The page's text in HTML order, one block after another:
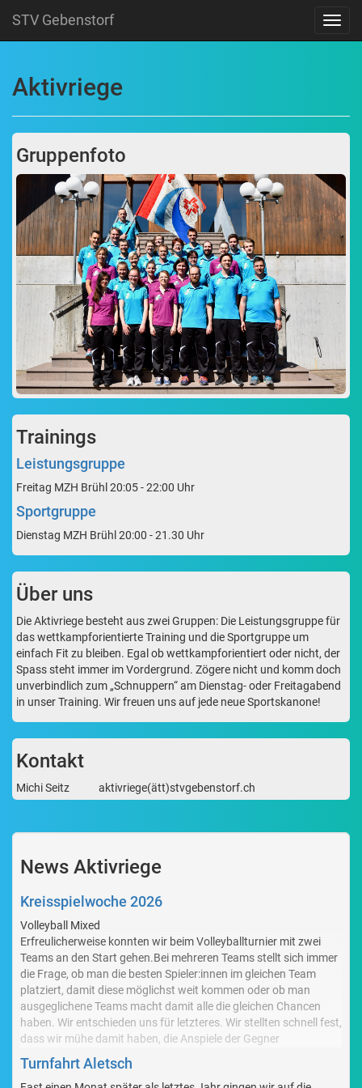
STV Gebenstorf
Aktivriege
Gruppenfoto
Trainings
Leistungsgruppe
Freitag MZH Brühl 20:05 - 22:00 Uhr
Sportgruppe
Dienstag MZH Brühl 20:00 - 21.30 Uhr
Über uns
Die Aktivriege besteht aus zwei Gruppen: Die Leistungsgruppe für
das wettkampforientierte Training und die Sportgruppe um
einfach Fit zu bleiben. Egal ob wettkampforientiert oder nicht, der
Spass steht immer im Vordergrund. Zögere nicht und komm doch
unverbindlich zum „Schnuppern“ am Dienstag- oder Freitagabend
in unser Training. Wir freuen uns auf jede neue Sportskanone!
Kontakt
Michi Seitz aktivriege(ätt)stvgebenstorf.ch
News Aktivriege
Kreisspielwoche 2026
Volleyball Mixed
Erfreulicherweise konnten wir beim Volleyballturnier mit zwei
Teams an den Start gehen.Bei mehreren Teams stellt sich immer
die Frage, ob man die besten Spieler:innen im gleichen Team
platziert, damit diese möglichst weit kommen oder ob man
ausgeglichene Teams macht damit alle die gleichen Chancen
haben. Wir entschieden uns für letzteres. Wir stellten schnell fest,
dass wir mühe damit haben, die Anspiele der Gegner
anzunehmen und auch die grossen Spieler am Netz fehlten uns,
daher waren wir meistens Chancenlos, was in den Rängen 11
Turnfahrt Aletsch